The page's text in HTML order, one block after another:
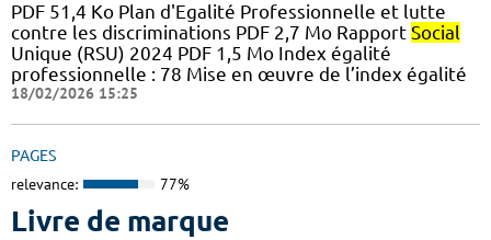
PDF 51,4 Ko Plan d'Egalité Professionnelle et lutte
contre les discriminations PDF 2,7 Mo Rapport Social
Unique (RSU) 2024 PDF 1,5 Mo Index égalité
professionnelle : 78 Mise en œuvre de l’index égalité
18/02/2026 15:25
PAGES
relevance: 77%
Livre de marque